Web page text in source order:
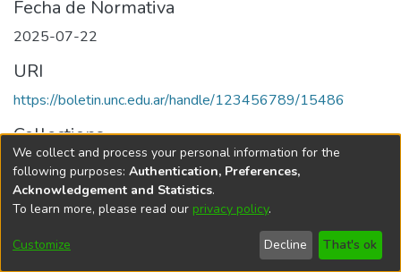
Fecha de Normativa
2025-07-22
URI
https://boletin.unc.edu.ar/handle/123456789/15486
Collections
Edición 018/2025 del 23 de julio de 2025
Universidad Nacional de Córdoba
We collect and process your personal information for the
following purposes: Authentication, Preferences,
Acknowledgement and Statistics.
To learn more, please read our privacy policy.
Customize Decline That's ok